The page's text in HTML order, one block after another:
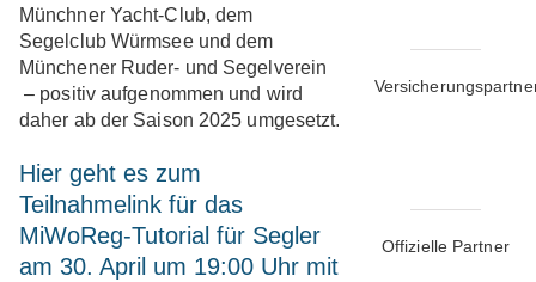
Münchner Yacht-Club, dem
Segelclub Würmsee und dem
Münchener Ruder- und Segelverein
– positiv aufgenommen und wird
daher ab der Saison 2025 umgesetzt.
Hier geht es zum
Teilnahmelink für das
MiWoReg-Tutorial für Segler
am 30. April um 19:00 Uhr mit
Offizielle Partner